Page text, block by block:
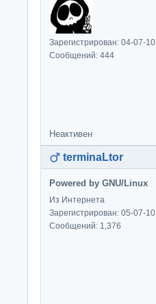
Зарегистрирован: 04-07-10
Сообщений: 444
Неактивен
terminaLtor
Powered by GNU/Linux
Из Интернета
Зарегистрирован: 05-07-10
Сообщений: 1,376